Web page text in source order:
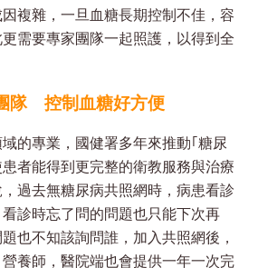
複雜，一旦血糖長期控制不佳，容
需要專家團隊一起照護，以得到全
隊 控制血糖好方便
的專業，國健署多年來推動｢糖尿
者能得到更完整的衛教服務與治療
過去無糖尿病共照網時，病患看診
診時忘了問的問題也只能下次再
也不知該詢問誰，加入共照網後，
養師，醫院端也會提供一年一次完